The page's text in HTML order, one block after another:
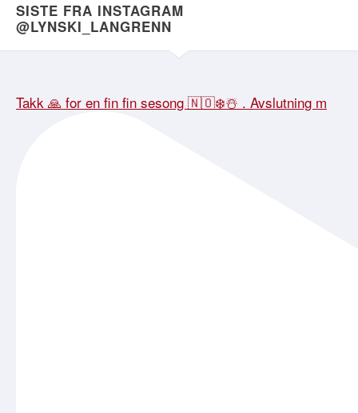
SISTE FRA INSTAGRAM
@LYNSKI_LANGRENN
Takk 🙏 for en fin fin sesong 🇳🇴❄️☃️ . Avslutning m